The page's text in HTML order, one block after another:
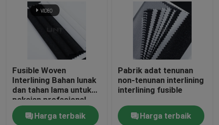
Fusible Woven
Interlining Bahan lunak
dan tahan lama untuk
pakaian profesional
Pemasok Interlining
GarmentHarga terbaik
Pabrik adat tenunan
non-tenunan interlining
interlining fusible
Harga terbaik